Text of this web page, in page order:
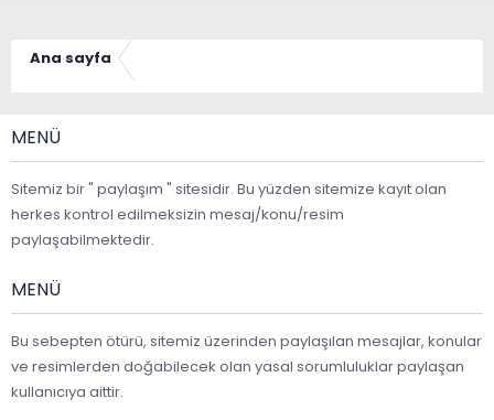
Ana sayfa
MENÜ
Sitemiz bir " paylaşım " sitesidir. Bu yüzden sitemize kayıt olan
herkes kontrol edilmeksizin mesaj/konu/resim
paylaşabilmektedir.
MENÜ
Bu sebepten ötürü, sitemiz üzerinden paylaşılan mesajlar, konular
ve resimlerden doğabilecek olan yasal sorumluluklar paylaşan
kullanıcıya aittir.